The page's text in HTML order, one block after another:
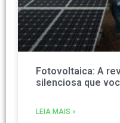
Fotovoltaica: A
silenciosa que
LEIA MAIS »